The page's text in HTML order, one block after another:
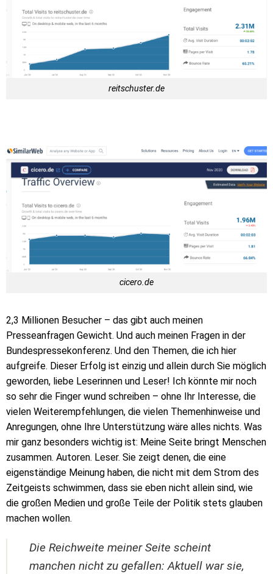
reitschuster.de
cicero.de
2,3 Millionen Besucher – das gibt auch meinen
Presseanfragen Gewicht. Und auch meinen Fragen in der
Bundespressekonferenz. Und den Themen, die ich hier
aufgreife. Dieser Erfolg ist einzig und allein durch Sie möglich
geworden, liebe Leserinnen und Leser! Ich könnte mir noch
so sehr die Finger wund schreiben – ohne Ihr Interesse, die
vielen Weiterempfehlungen, die vielen Themenhinweise und
Anregungen, ohne Ihre Unterstützung wäre alles nichts. Was
mir ganz besonders wichtig ist: Meine Seite bringt Menschen
zusammen. Autoren. Leser. Sie zeigt denen, die eine
eigenständige Meinung haben, die nicht mit dem Strom des
Zeitgeists schwimmen, dass sie eben nicht allein sind, wie
die großen Medien und große Teile der Politik stets glauben
machen wollen.
Die Reichweite meiner Seite scheint
manchen nicht zu gefallen: Aktuell war sie,